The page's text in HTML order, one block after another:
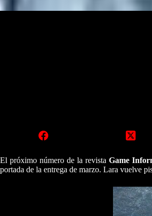
El próximo número de la revista Game
portada de la entrega de marzo. Lara vuelve